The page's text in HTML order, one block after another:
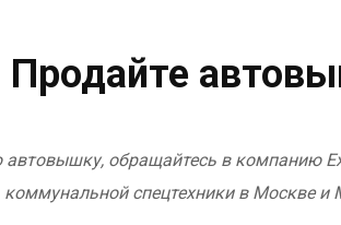
Продайте
автовышку, обращайтесь в
коммунальной спецтехники в Москве и